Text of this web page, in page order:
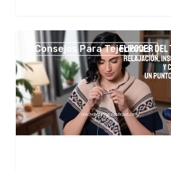
Creatividad
calma
al
tejer
a
mano
Consejos Para Tejedoras